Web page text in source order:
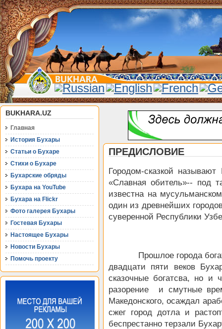
BUKHARA.UZ
Главная
История Бухары
Статьи о Бухаре
Стихи о Бухаре
Бухарские обряды
Бухара на YouTube
Бухара на Flickr
Фото галерея Бухары
Гостевая Бухары
Настоящее Бухары
Новости Бухары
Помочь проекту
ПРЕДИСЛОВИЕ
Городом-сказкой
«Славная обитель»-- под
известна на
один из древнейших
суверенной Республики
Прошлое города
двадцати пяти веков
сказочные богатсва, но и
разорение и смутные
Македонского, осаждал
сжег город дотла и
беспрестанно терзали